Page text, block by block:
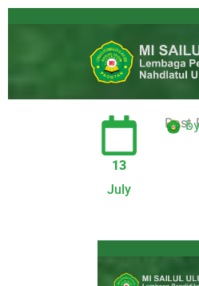
13
July
Post